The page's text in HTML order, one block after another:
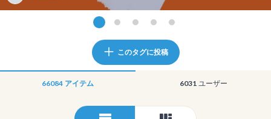
このタグに投稿
66084 アイテム 6031 ユーザー